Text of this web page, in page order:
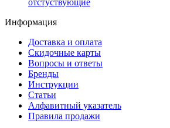
отстуствующие
Информация
Доставка и оплата
Скидочные карты
Вопросы и ответы
Бренды
Инструкции
Статьи
Алфавитный указатель
Правила продажи